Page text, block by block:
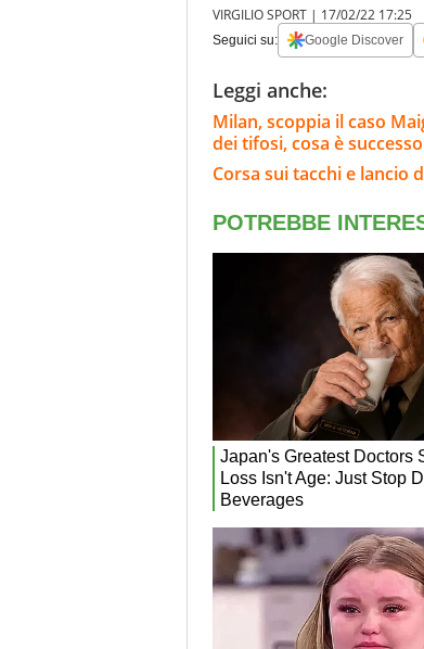
VIRGILIO SPORT | 17/02/22 17:25
Seguici su: Google Discover
Leggi anche:
Milan, scoppia il caso
dei tifosi, cosa è successo
Corsa sui tacchi e lancio